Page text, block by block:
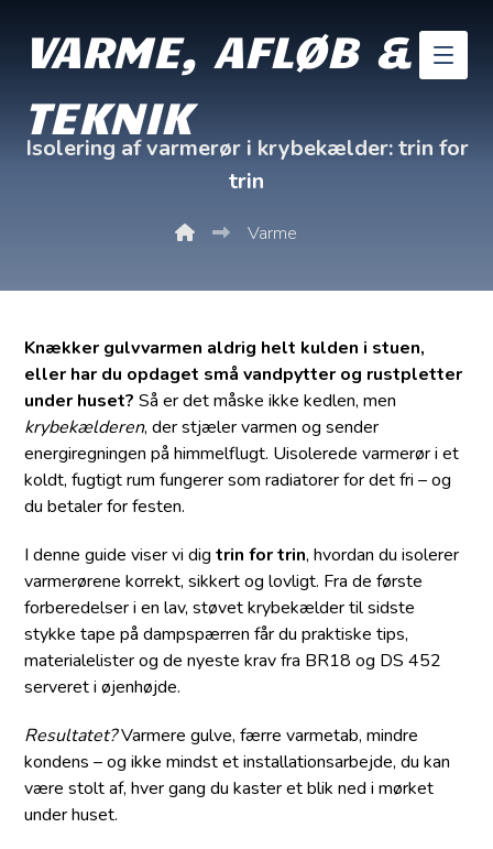
VARME, AFLØB &
TEKNIK
Isolering af varmerør i krybekælder: trin for
trin
Varme
Knækker gulvvarmen aldrig helt kulden i stuen,
eller har du opdaget små vandpytter og rustpletter
under huset? Så er det måske ikke kedlen, men
krybekælderen, der stjæler varmen og sender
energiregningen på himmelflugt. Uisolerede varmerør i et
koldt, fugtigt rum fungerer som radiatorer for det fri – og
du betaler for festen.
I denne guide viser vi digtrin for trin, hvordan du isolerer
varmerørene korrekt, sikkert og lovligt. Fra de første
forberedelser i en lav, støvet krybekælder til sidste
stykke tape på dampspærren får du praktiske tips,
materialelister og de nyeste krav fra BR18 og DS 452
serveret i øjenhøjde.
Resultatet?Varmere gulve, færre varmetab, mindre
kondens – og ikke mindst et installationsarbejde, du kan
være stolt af, hver gang du kaster et blik ned i mørket
under huset.